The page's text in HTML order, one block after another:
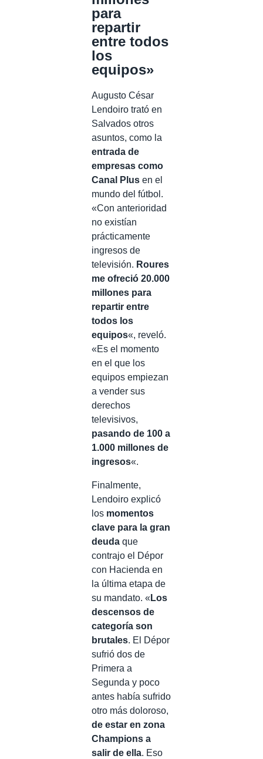
para
repartir
entre todos
los
equipos»
Augusto César
Lendoiro trató en
Salvados otros
asuntos, como la
entrada de
empresas como
Canal Plus en el
mundo del fútbol.
«Con anterioridad
no existían
prácticamente
ingresos de
televisión. Roures
me ofreció 20.000
millones para
repartir entre
todos los
equipos«, reveló.
«Es el momento
en el que los
equipos empiezan
a vender sus
derechos
televisivos,
pasando de 100 a
1.000 millones de
ingresos«.
Finalmente,
Lendoiro explicó
los momentos
clave para la gran
deuda que
contrajo el Dépor
con Hacienda en
la última etapa de
su mandato. « Los
descensos de
categoría son
brutales. El Dépor
sufrió dos de
Primera a
Segunda y poco
antes había sufrido
otro más doloroso,
de estar en zona
Champions a
salir de ella. Eso